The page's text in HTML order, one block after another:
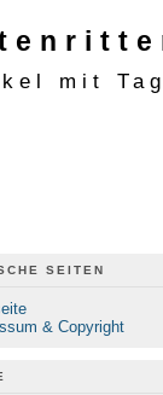
mit
SEITEN
& Copyright